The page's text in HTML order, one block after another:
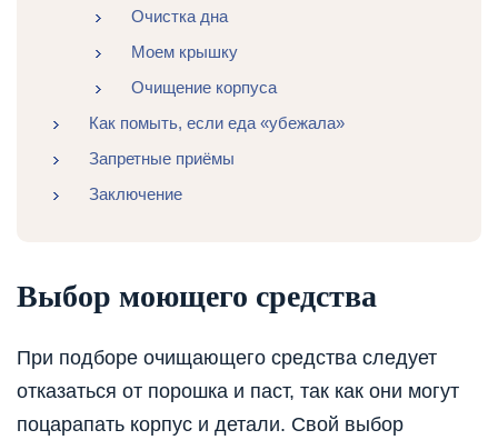
Очистка дна
Моем крышку
Очищение корпуса
Как помыть, если еда «убежала»
Запретные приёмы
Заключение
Выбор моющего средства
При подборе очищающего средства следует
отказаться от порошка и паст, так как они могут
поцарапать корпус и детали. Свой выбор